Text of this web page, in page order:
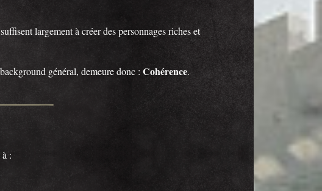
largement à créer des personnages riches et
général, demeure donc : Cohérence.
: